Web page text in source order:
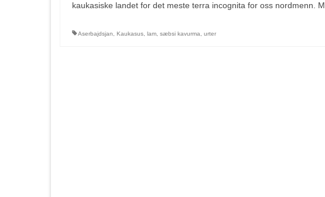
kaukasiske landet for det meste terra incognita for oss nordmenn.
Aserbajdsjan Kaukasus lam sæbsi kavurma urter